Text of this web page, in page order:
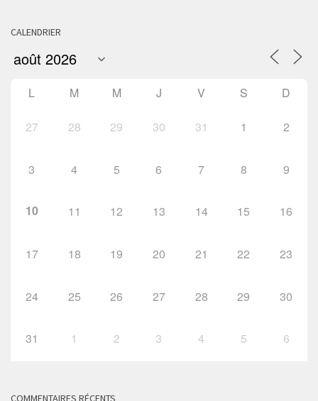
CALENDRIER
L M M J V S D
27 28 29 30 31 1 2
3 4 5 6 7 8 9
10 11 12 13 14 15 16
17 18 19 20 21 22 23
24 25 26 27 28 29 30
31 1 2 3 4 5 6
COMMENTAIRES RÉCENTS